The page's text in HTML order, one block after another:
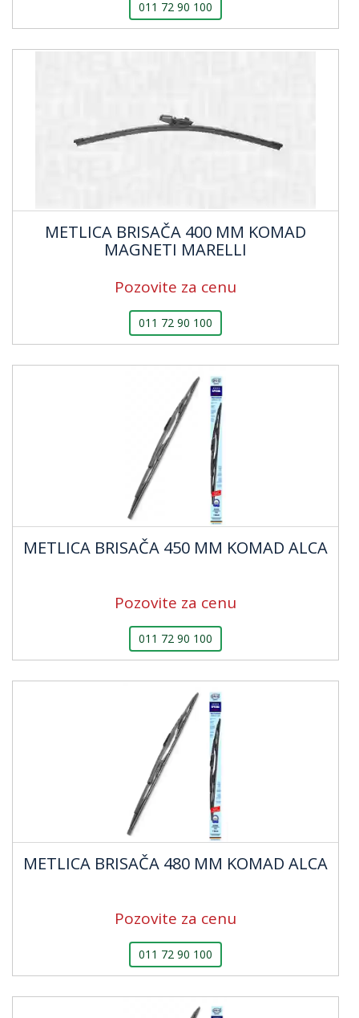
011 72 90 100
METLICA BRISAČA 400 MM KOMAD
MAGNETI MARELLI
Pozovite za cenu
011 72 90 100
METLICA BRISAČA 450 MM KOMAD ALCA
Pozovite za cenu
011 72 90 100
METLICA BRISAČA 480 MM KOMAD ALCA
Pozovite za cenu
011 72 90 100